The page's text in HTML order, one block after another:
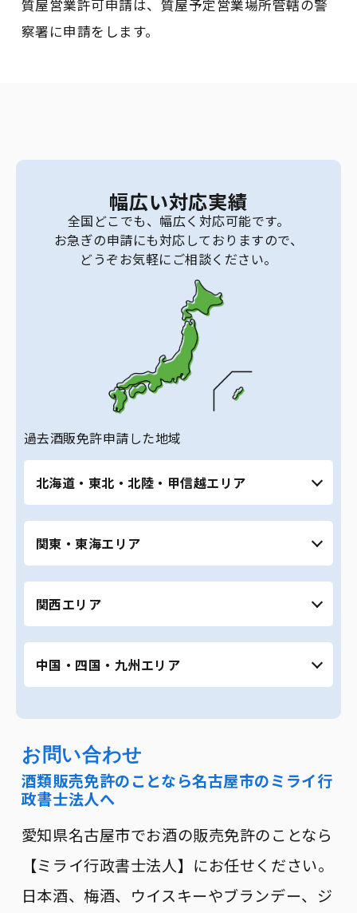
質屋営業許可申請は、質屋予定営業場所管轄の警
察署に申請をします。
幅広い対応実績
全国どこでも、幅広く対応可能です。
お急ぎの申請にも対応しておりますので、
どうぞお気軽にご相談ください。
過去酒販免許申請した地域
北海道・東北・北陸・甲信越エリア
北海道（札幌市、旭川市など） ｜ 青森県 ｜ 秋
田県 ｜ 宮城県（仙台市） ｜ 福島県 ｜ 富山県
｜ 石川県 ｜ 福井県 ｜ 長野県 ｜ 山梨県 ｜ 新潟
県
関東・東海エリア
東京都全域 ｜ 神奈川県 ｜ 埼玉県 ｜ 千葉県 ｜
茨城県 ｜ 栃木県 ｜ 群馬県 ｜ 愛知県全域（名古
屋市、豊田市、岡崎市、豊橋市など） ｜ 静岡県
全域（浜松市、焼津市、静岡市など） ｜ 岐阜県
全域（岐阜市、大垣市、関市など）
関西エリア
大阪府全域 ｜ 京都府 ｜ 滋賀県 ｜ 奈良県 ｜ 和
歌山県 ｜ 兵庫県（神戸市、姫路市など） ｜ 三
重県全域（四日市市、津市、鈴鹿市、伊勢な
中国・四国・九州エリア
縄県全域
お問い合わせ
酒類販売免許のことなら名古屋市のミライ行
政書士法人へ
愛知県名古屋市でお酒の販売免許のことなら
【ミライ行政書士法人】にお任せください。
日本酒、梅酒、ウイスキーやブランデー、ジ